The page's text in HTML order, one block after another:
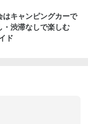
はキャンピングカーで
・渋滞なしで楽しむ
ド